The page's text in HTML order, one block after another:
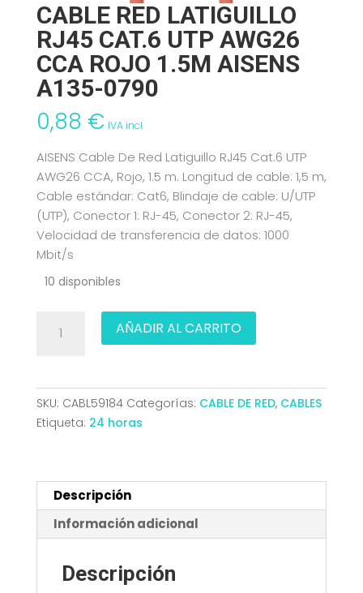
CABLE RED LATIGUILLO
RJ45 CAT.6 UTP AWG26
CCA ROJO 1.5M AISENS
A135-0790
0,88 € IVA incl.
AISENS Cable De Red Latiguillo RJ45 Cat.6 UTP
AWG26 CCA, Rojo, 1.5 m. Longitud de cable: 1,5 m,
Cable estándar: Cat6, Blindaje de cable: U/UTP
(UTP), Conector 1: RJ-45, Conector 2: RJ-45,
Velocidad de transferencia de datos: 1000
Mbit/s
10 disponibles
CAT.6
UTP
1.5M
AISENS
A135-
cantidad
AÑADIR AL CARRITO
SKU: CABL59184 Categorías: CABLE DE RED, CABLES
Etiqueta: 24 horas
Descripción
Información adicional
Descripción